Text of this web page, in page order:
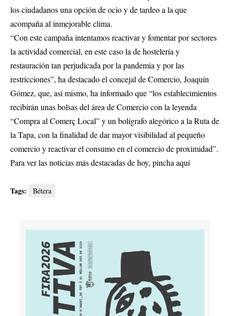
los ciudadanos una opción de ocio y de tardeo a la que
acompaña al inmejorable clima.
“Con este campaña intentamos reactivar y fomentar por sectores
la actividad comercial, en este caso la de hostelería y
restauración tan perjudicada por la pandemia y por las
restricciones”, ha destacado el concejal de Comercio, Joaquín
Gómez, que, así mismo, ha informado que “los establecimientos
recibirán unas bolsas del área de Comercio con la leyenda
“Compra al Comerç Local” y un bolígrafo alegórico a la Ruta de
la Tapa, con la finalidad de dar mayor visibilidad al pequeño
comercio y reactivar el consumo en el comercio de proximidad”.
Para ver las noticias más destacadas de hoy, pincha aquí
Tags: Bétera